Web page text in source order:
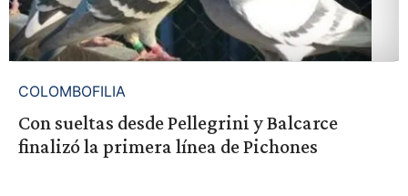
COLOMBOFILIA
Con sueltas desde Pellegrini y Balcarce
finalizó la primera línea de Pichones